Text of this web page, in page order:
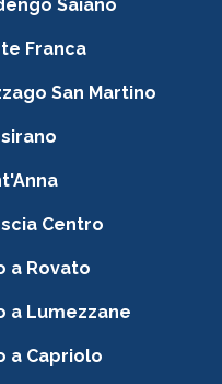
Saiano
Franca
San Martino
Centro
a Rovato
a Lumezzane
a Capriolo